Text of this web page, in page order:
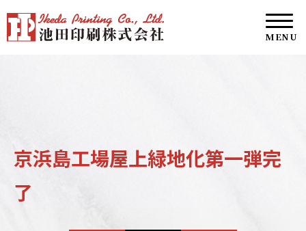
京浜島工場屋上緑地化第一弾完
了